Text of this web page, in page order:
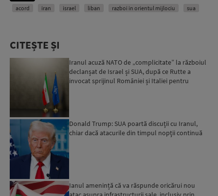
acord iran israel liban razboi in orientul mijlociu sua
CITEȘTE ȘI
Iranul acuză NATO de „complicitate” la războiul
declanșat de Israel și SUA, după ce Rutte a
invocat sprijinul României și Italiei pentru
Donald Trump: SUA poartă discuţii cu Iranul,
chiar dacă atacurile din timpul nopţii continuă
Ianul amenință că va răspunde oricărui nou